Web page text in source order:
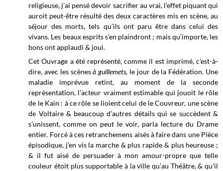
religieuse, j'ai pensé devoir sacrifier au vrai, l’effet piquant qui
auroit peut-être résulté des deux caractères mis en scène, au
séjour des morts, tels qu’ils ont paru être dans celui des
vivans. Les beaux esprits s’en plaindront ; mais qu’importe, les
bons ont applaudi & joui.
Cet Ouvrage a été représenté, comme il est imprimé, c’est-à-
dire, avec les scènesà guillemets, le jour de la Fédération. Une
maladie imprévue retint, au moment de la seconde
représentation, l'acteur vraiment estimable qui jouoit le rôle
de le Kain : à ce rôle se lioient celui de le Couvreur, une scène
de Voltaire & beaucoup d’autres détails qui se succèdent &
s'unissent, comme on peut le voir, parla lecture du Drame
entier. Forcé à ces retranchemens aisés à faire dans une Pièce
épisodique, j’en vis la marche & plus rapide & plus heureuse ;
& il fut aisé de persuader à mon amour-propre que telle
couleur étoit plus supportable à la ville qu’au Théâtre, & qu'il